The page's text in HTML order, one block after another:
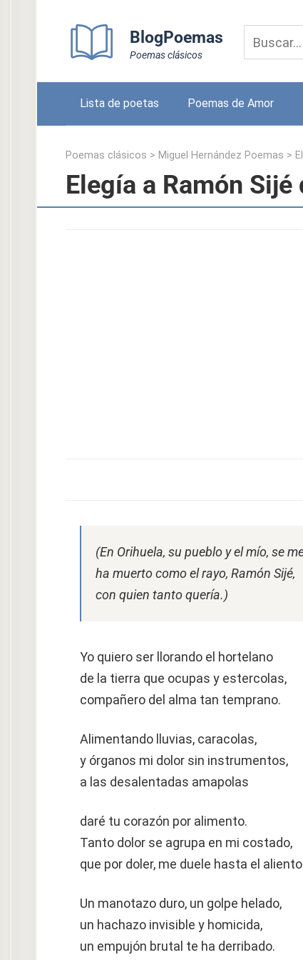
BlogPoemas
Poemas clásicos
Lista de poetas Poemas de Amor
Poemas clásicos > Miguel Hernández Poemas >
Elegía a Ramón
(En Orihuela, su pueblo y el mío, se
ha muerto como el rayo, Ramón Sijé,
con quien tanto quería.)
Yo quiero ser llorando el hortelano
de la tierra que ocupas y estercolas,
compañero del alma tan temprano.
Alimentando lluvias, caracolas,
y órganos mi dolor sin instrumentos,
a las desalentadas amapolas
daré tu corazón por alimento.
Tanto dolor se agrupa en mi costado,
que por doler, me duele hasta el
Un manotazo duro, un golpe helado,
un hachazo invisible y homicida,
un empujón brutal te ha derribado.